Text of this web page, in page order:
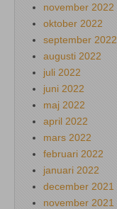
november 2022
oktober 2022
september 2022
augusti 2022
juli 2022
juni 2022
maj 2022
april 2022
mars 2022
februari 2022
januari 2022
december 2021
november 2021